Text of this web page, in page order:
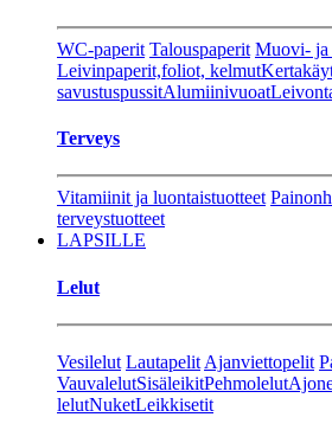
WC-paperit Talouspaperit Muovi- ja
Leivinpaperit,foliot, kelmut
savustuspussitAlumiinivuoat
Terveys
Vitamiinit ja luontaistuotteet
terveystuotteet
LAPSILLE
Lelut
Vesilelut Lautapelit Ajanviettopelit
VauvalelutSisäleikitPehmolelut
lelutNuketLeikkisetit